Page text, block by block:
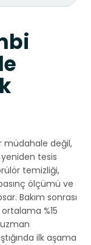
müdahale değil,
tesis
temizliği,
ölçümü ve
Bakım sonrası
%15
ilk aşama